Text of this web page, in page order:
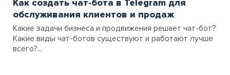
Как создать чат-бота в Telegram для
обслуживания клиентов и продаж
Какие задачи бизнеса и продвижения решает чат-бот?
Какие виды чат-ботов существуют и работают лучше
всего?...